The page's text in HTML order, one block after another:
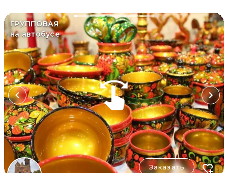
ГРУППОВАЯ
на автобусе
Заказать